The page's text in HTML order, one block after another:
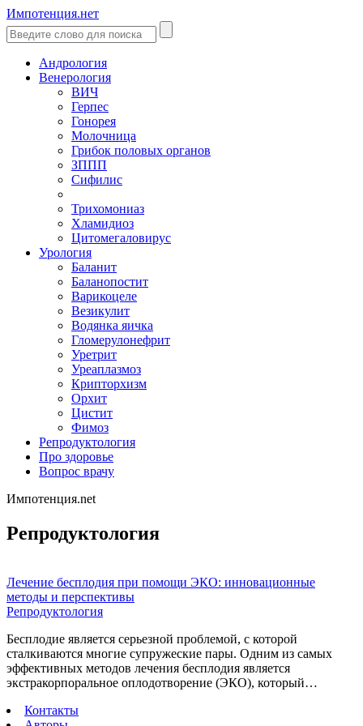
Импотенция.нет
Андрология
Венерология
ВИЧ
Герпес
Гонорея
Молочница
Грибок половых органов
ЗППП
Сифилис
Трихомониаз
Хламидиоз
Цитомегаловирус
Урология
Баланит
Баланопостит
Варикоцеле
Везикулит
Водянка яичка
Гломерулонефрит
Уретрит
Уреаплазмоз
Крипторхизм
Орхит
Цистит
Фимоз
Репродуктология
Про здоровье
Вопрос врачу
Импотенция.net
Репродуктология
Лечение бесплодия при помощи ЭКО: инновационные
методы и перспективы
Репродуктология
Бесплодие является серьезной проблемой, с которой
сталкиваются многие супружеские пары. Одним из самых
эффективных методов лечения бесплодия является
экстракорпоральное оплодотворение (ЭКО), который…
Контакты